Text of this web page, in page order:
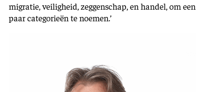
migratie, veiligheid, zeggenschap, en handel, om een
paar categorieën te noemen.’